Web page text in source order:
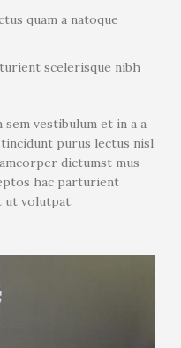
quam a natoque
scelerisque nibh
sem vestibulum et in a a
purus lectus nisl
dictumst mus
hac parturient
ut volutpat.